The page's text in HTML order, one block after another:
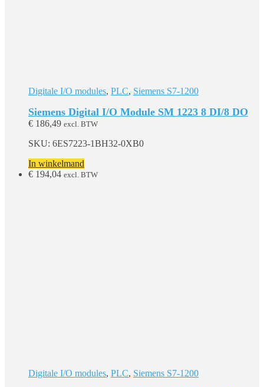
Digitale I/O modules, PLC, Siemens S7-1200
Siemens Digital I/O Module SM 1223 8 DI/8 DO
€ 186,49 excl. BTW
SKU: 6ES7223-1BH32-0XB0
In winkelmand
€ 194,04 excl. BTW
Digitale I/O modules, PLC, Siemens S7-1200